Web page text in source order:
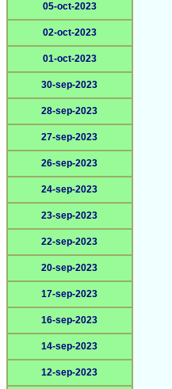
05-oct-2023
02-oct-2023
01-oct-2023
30-sep-2023
28-sep-2023
27-sep-2023
26-sep-2023
24-sep-2023
23-sep-2023
22-sep-2023
20-sep-2023
17-sep-2023
16-sep-2023
14-sep-2023
12-sep-2023